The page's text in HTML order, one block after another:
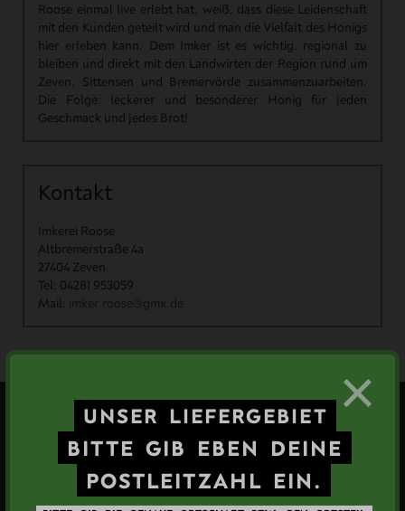
UNSER LIEFERGEBIET
BITTE GIB EBEN
DEINE
POSTLEITZAHL EIN.
×
Roose einmal live erlebt hat, weiß, dass diese Leidenschaft
mit den Kunden geteilt wird und man die Vielfalt des Honigs
hier erleben kann. Dem Imker ist es wichtig, regional zu
bleiben und direkt mit den Landwirten der Region rund um
Zeven, Sittensen und Bremervörde zusammenzuarbeiten.
Die Folge: leckerer und besonderer Honig für jeden
Geschmack und jedes Brot!
Kontakt
Imkerei Roose
Altbremerstraße 4a
27404 Zeven
Tel: 04281 953059
Mail: imker.roose@gmx.de
Informationen
Jobs bei Bröös Newsletter
Hilfestübchen